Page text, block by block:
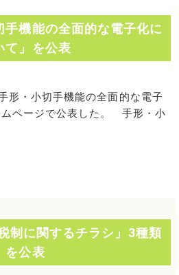
手機能の全面的な電子化に
て」を公表
形・小切手機能の全面的な電子
ページで公表した。 手形・小
制に関するチラシ」3種類
を公表